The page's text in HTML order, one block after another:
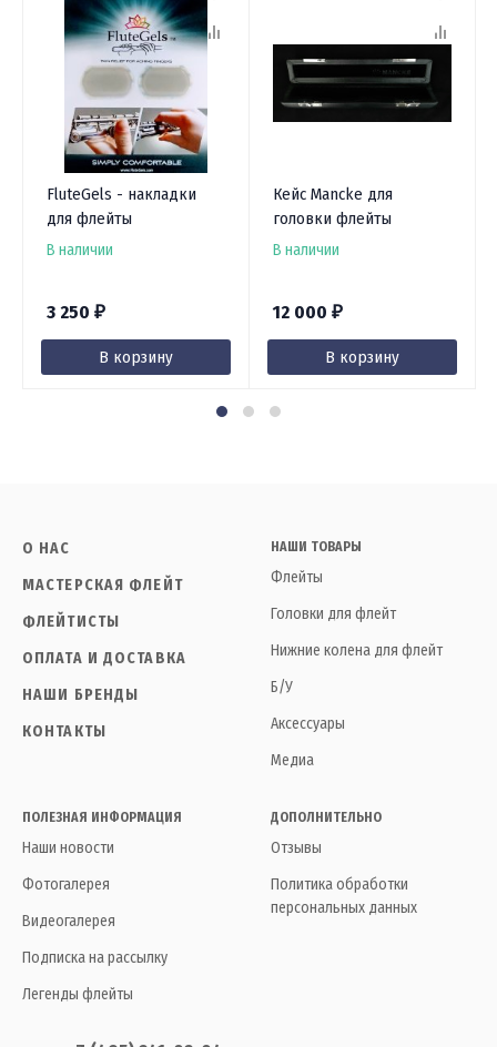
FluteGels - накладки
для флейты
В наличии
3 250 ₽
В корзину
Кейс Mancke для
головки флейты
В наличии
12 000 ₽
В корзину
О НАС
МАСТЕРСКАЯ ФЛЕЙТ
ФЛЕЙТИСТЫ
ОПЛАТА И ДОСТАВКА
НАШИ БРЕНДЫ
КОНТАКТЫ
НАШИ ТОВАРЫ
Флейты
Головки для флейт
Нижние колена для флейт
Б/У
Аксессуары
Медиа
ПОЛЕЗНАЯ ИНФОРМАЦИЯ
Наши новости
Фотогалерея
Видеогалерея
Подписка на рассылку
Легенды флейты
ДОПОЛНИТЕЛЬНО
Отзывы
Политика обработки
персональных данных